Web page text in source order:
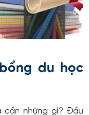
du học
cần những gì? Đầu